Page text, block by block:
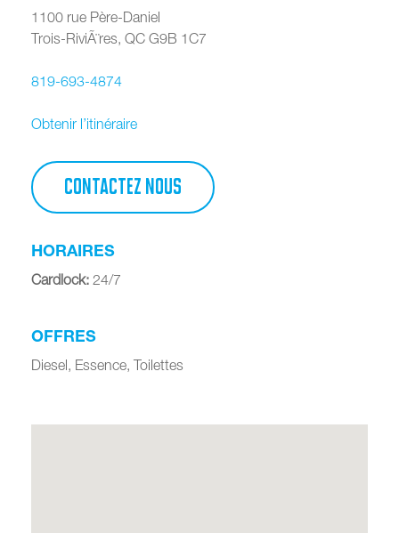
1100 rue Père-Daniel
Trois-RiviÃ¨res, QC G9B 1C7
819-693-4874
Obtenir l’itinéraire
CONTACTEZ NOUS
HORAIRES
Cardlock: 24/7
OFFRES
Diesel, Essence, Toilettes